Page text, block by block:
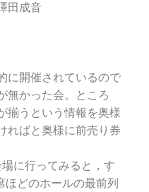
田成音
に開催されているので
無かった会。ところ
揃うという情報を奥様
ればと奥様に前売り券
に行ってみると，す
どのホールの最前列